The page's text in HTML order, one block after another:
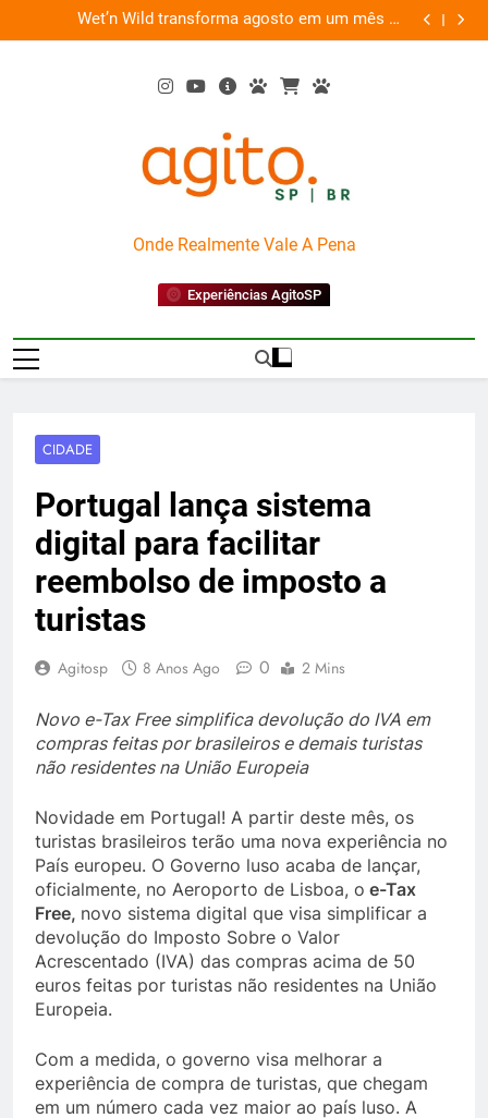
to
Wet’n Wild transforma agosto em um mês de
diversão e conexão
“Led
AgitoSP
Onde Realmente Vale A Pena
Experiências AgitoSP
CIDADE
Portugal lança sistema
digital para facilitar
reembolso de imposto a
turistas
Agitosp 8 Anos Ago 0 2 Mins
Novo e-Tax Free simplifica devolução do IVA em
compras feitas por brasileiros e demais turistas
não residentes na União Europeia
Novidade em Portugal! A partir deste mês, os
turistas brasileiros terão uma nova experiência no
País europeu. O Governo luso acaba de lançar,
oficialmente, no Aeroporto de Lisboa, o e-Tax
Free, novo sistema digital que visa simplificar a
devolução do Imposto Sobre o Valor
Acrescentado (IVA) das compras acima de 50
euros feitas por turistas não residentes na União
Europeia.
Com a medida, o governo visa melhorar a
experiência de compra de turistas, que chegam
em um número cada vez maior ao país luso. A